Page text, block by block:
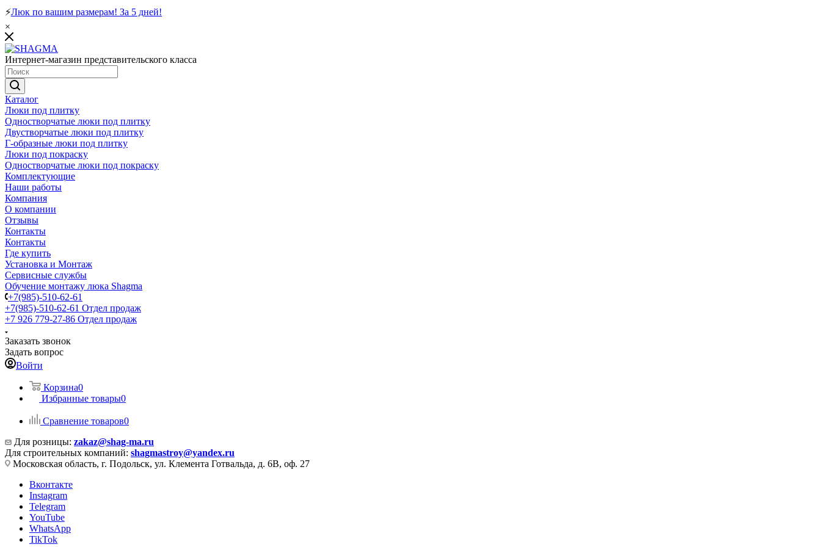
⚡Люк по вашим размерам! За 5 дней!
×
Интернет-магазин представительского класса
Каталог
Люки под плитку
Одностворчатые люки под плитку
Двустворчатые люки под плитку
Г-образные люки под плитку
Люки под покраску
Одностворчатые люки под покраску
Комплектующие
Наши работы
Компания
О компании
Отзывы
Контакты
Контакты
Где купить
Установка и Монтаж
Сервисные службы
Обучение монтажу люка Shagma
+7(985)-510-62-61
+7(985)-510-62-61 Отдел продаж
‪+7 926 779-27-86‬ Отдел продаж
Заказать звонок
Задать вопрос
Войти
Корзина0
Избранные товары0
Сравнение товаров0
Для розницы: zakaz@shag-ma.ru
Для строительных компаний: shagmastroy@yandex.ru
Московская область, г. Подольск, ул. Клемента Готвальда, д. 6В, оф. 27
Вконтакте
Instagram
Telegram
YouTube
WhatsApp
TikTok